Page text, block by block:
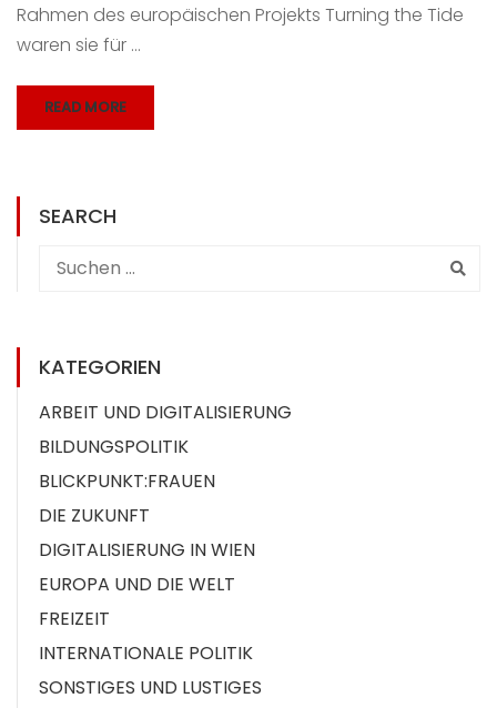
Rahmen des europäischen Projekts Turning the Tide
waren sie für …
READ MORE
SEARCH
KATEGORIEN
ARBEIT UND DIGITALISIERUNG
BILDUNGSPOLITIK
BLICKPUNKT:FRAUEN
DIE ZUKUNFT
DIGITALISIERUNG IN WIEN
EUROPA UND DIE WELT
FREIZEIT
INTERNATIONALE POLITIK
SONSTIGES UND LUSTIGES